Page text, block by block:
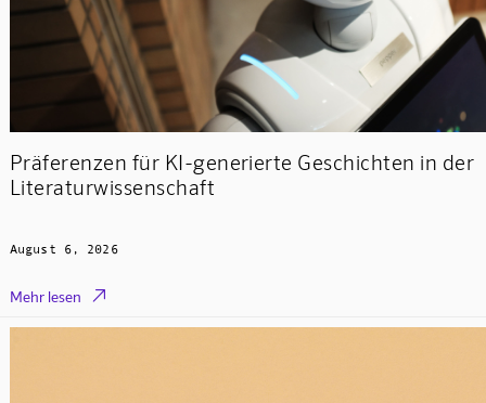
Präferenzen für KI-generierte Geschichten in der
Literaturwissenschaft
August 6, 2026
Mehr lesen 